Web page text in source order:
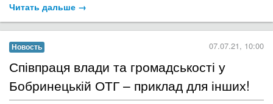
Читать дальше →
Новость 07.07.21, 10:00
​Співпраця влади та громадськості у
Бобринецькій ОТГ – приклад для інших!